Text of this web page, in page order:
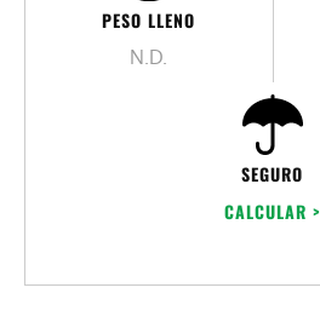
PESO LLENO
N.D.
SEGURO
CALCULAR >